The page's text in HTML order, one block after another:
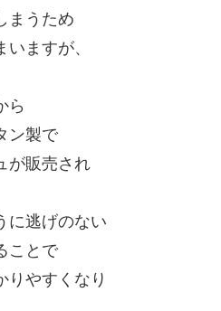
まうため
ますが、
ら
ン製で
が販売され
に逃げのない
ことで
りやすくなり